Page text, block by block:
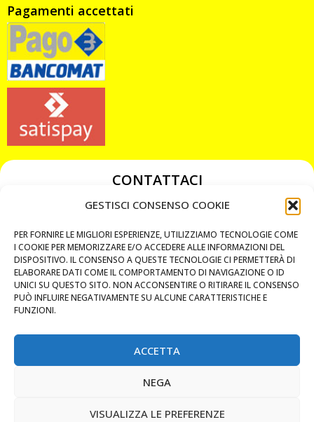
GESTISCI CONSENSO COOKIE
PER FORNIRE LE MIGLIORI ESPERIENZE, UTILIZZIAMO TECNOLOGIE COME
I COOKIE PER MEMORIZZARE E/O ACCEDERE ALLE INFORMAZIONI DEL
DISPOSITIVO. IL CONSENSO A QUESTE TECNOLOGIE CI PERMETTERÀ DI
ELABORARE DATI COME IL COMPORTAMENTO DI NAVIGAZIONE O ID
UNICI SU QUESTO SITO. NON ACCONSENTIRE O RITIRARE IL CONSENSO
PUÒ INFLUIRE NEGATIVAMENTE SU ALCUNE CARATTERISTICHE E
FUNZIONI.
ACCETTA
NEGA
VISUALIZZA LE PREFERENZE
Pagamenti accettati
CONTATTACI
349 3863811
chiavicodificate@gmail.com
Privacy Policy
Cookie Policy
MAPS
CHIAMA ORA